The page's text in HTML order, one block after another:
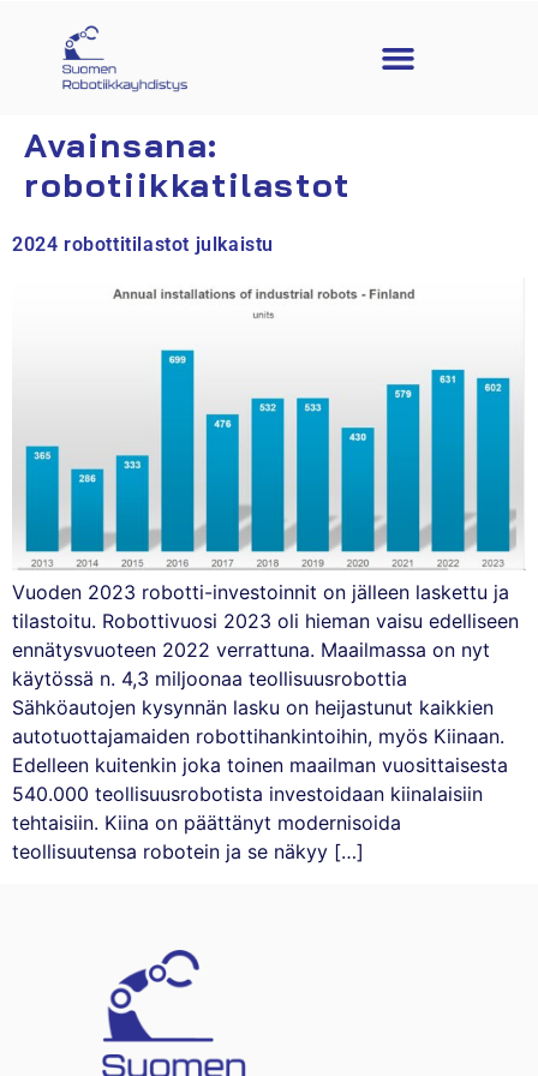
Avainsana:
robotiikkatilastot
2024 robottitilastot julkaistu
Vuoden 2023 robotti-investoinnit on jälleen laskettu ja
tilastoitu. Robottivuosi 2023 oli hieman vaisu edelliseen
ennätysvuoteen 2022 verrattuna. Maailmassa on nyt
käytössä n. 4,3 miljoonaa teollisuusrobottia
Sähköautojen kysynnän lasku on heijastunut kaikkien
autotuottajamaiden robottihankintoihin, myös Kiinaan.
Edelleen kuitenkin joka toinen maailman vuosittaisesta
540.000 teollisuusrobotista investoidaan kiinalaisiin
tehtaisiin. Kiina on päättänyt modernisoida
teollisuutensa robotein ja se näkyy […]